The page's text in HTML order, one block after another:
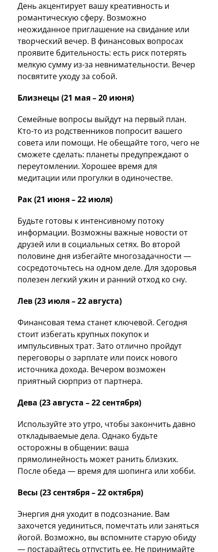
День акцентирует вашу креативность и
романтическую сферу. Возможно
неожиданное приглашение на свидание или
творческий вечер. В финансовых вопросах
проявите бдительность: есть риск потерять
мелкую сумму из-за невнимательности. Вечер
посвятите уходу за собой.
Близнецы (21 мая – 20 июня)
Семейные вопросы выйдут на первый план.
Кто-то из родственников попросит вашего
совета или помощи. Не обещайте того, чего не
сможете сделать: планеты предупреждают о
переутомлении. Хорошее время для
медитации или прогулки в одиночестве.
Рак (21 июня – 22 июля)
Будьте готовы к интенсивному потоку
информации. Возможны важные новости от
друзей или в социальных сетях. Во второй
половине дня избегайте многозадачности —
сосредоточьтесь на одном деле. Для здоровья
полезен легкий ужин и ранний отход ко сну.
Лев (23 июля – 22 августа)
Финансовая тема станет ключевой. Сегодня
стоит избегать крупных покупок и
импульсивных трат. Зато отлично пройдут
переговоры о зарплате или поиск нового
источника дохода. Вечером возможен
приятный сюрприз от партнера.
Дева (23 августа – 22 сентября)
Используйте это утро, чтобы закончить давно
откладываемые дела. Однако будьте
осторожны в общении: ваша
прямолинейность может ранить близких.
После обеда — время для шопинга или хобби.
Весы (23 сентября – 22 октября)
Энергия дня уходит в подсознание. Вам
захочется уединиться, помечтать или заняться
йогой. Возможно, вы вспомните старую обиду
— постарайтесь отпустить ее. Не принимайте